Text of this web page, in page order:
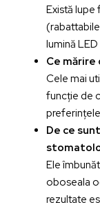
Există
lumină
Ce
Cele mai
funcție de
De ce
Ele
oboseala
rezultate